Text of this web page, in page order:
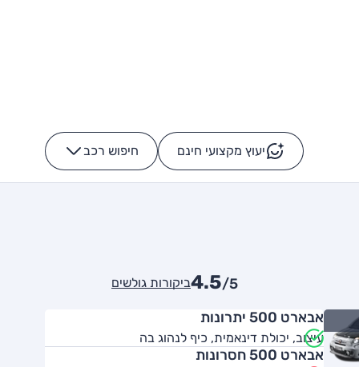
יעוץ מקצועי חינם חיפוש רכב -
4.5/5 ביקורות גולשים
אבארט 500 יתרונות
עיצוב, יכולת דינאמית, כיף לנהוג בה
אבארט 500 חסרונות